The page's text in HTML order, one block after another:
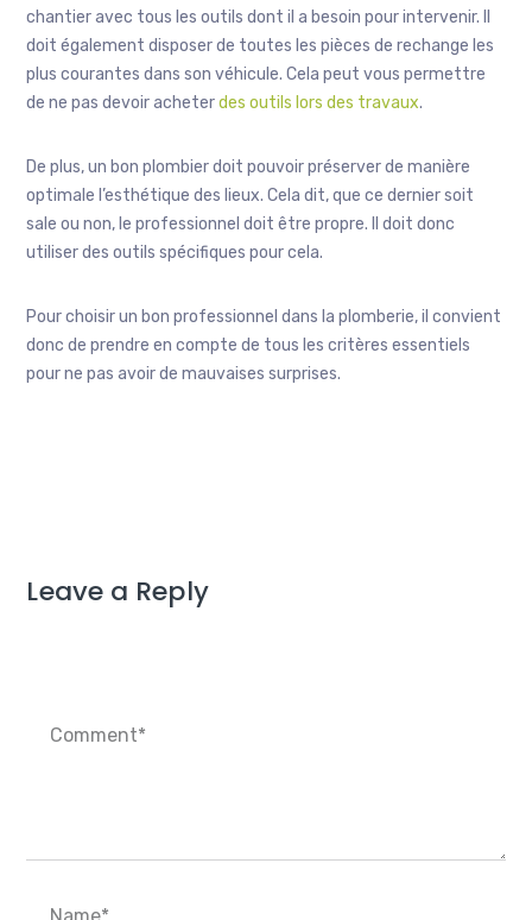
chantier avec tous les outils dont il a besoin pour intervenir. Il
doit également disposer de toutes les pièces de rechange les
plus courantes dans son véhicule. Cela peut vous permettre
de ne pas devoir acheterdes outils lors des travaux.
De plus, un bon plombier doit pouvoir préserver de manière
optimale l’esthétique des lieux. Cela dit, que ce dernier soit
sale ou non, le professionnel doit être propre. Il doit donc
utiliser des outils spécifiques pour cela.
Pour choisir un bon professionnel dans la plomberie, il convient
donc de prendre en compte de tous les critères essentiels
pour ne pas avoir de mauvaises surprises.
Leave a Reply